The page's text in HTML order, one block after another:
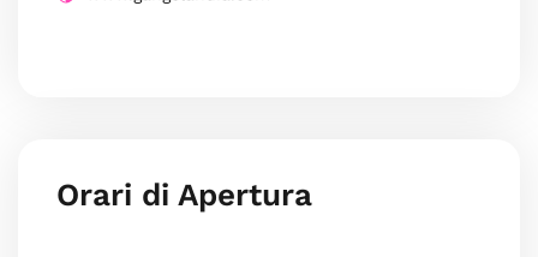
Orari di Apertura